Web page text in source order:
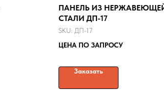
ПАНЕЛЬ ИЗ
СТАЛИ ДП-17
SKU: ДП-17
ЦЕНА ПО ЗАПРОСУ
Заказать